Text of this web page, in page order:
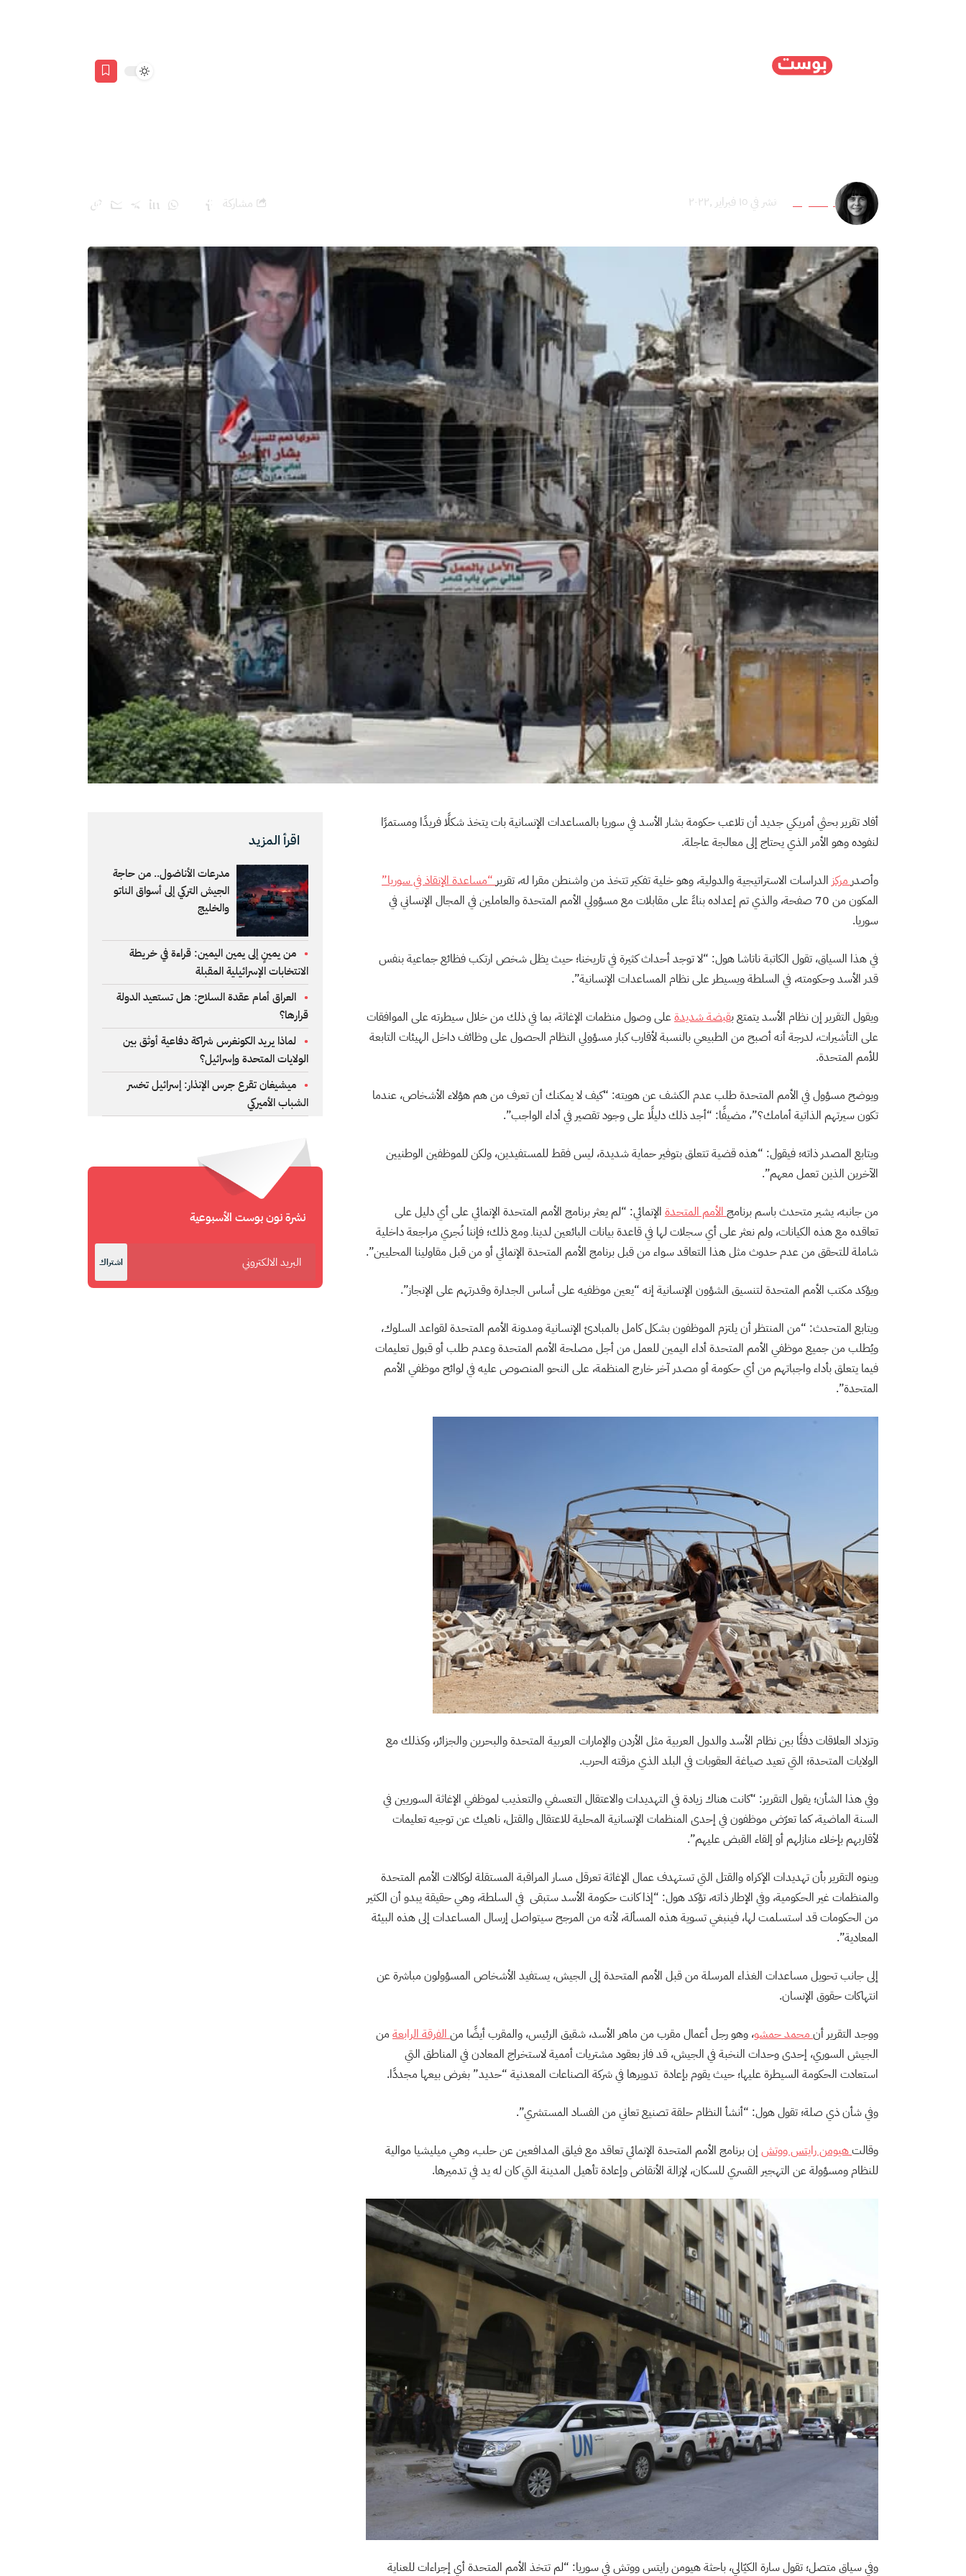
تيسا فوكس نشر في ١٥ فبراير ,٢٠٢٢ مشاركة
أفاد تقرير بحثي أمريكي جديد أن تلاعب حكومة بشار الأسد في سوريا بالمساعدات الإنسانية بات يتخذ شكلًا فريدًا ومستمرًا
لنفوده وهو الأمر الذي يحتاج إلى معالجة عاجلة.
وأصدرمركز الدراسات الاستراتيجية والدولية، وهو خلية تفكير تتخذ من واشنطن مقرا له، تقرير“مساعدة الإنقاذ في سوريا”
المكون من 70 صفحة، والذي تم إعداده بناءً على مقابلات مع مسؤولي الأمم المتحدة والعاملين في المجال الإنساني في
سوريا.
في هذا السياق، تقول الكاتبة ناتاشا هول: “لا توجد أحداث كثيرة في تاريخنا؛ حيث يظل شخص ارتكب فظائع جماعية بنفس
قدر الأسد وحكومته، في السلطة ويسيطر على نظام المساعدات الإنسانية”.
ويقول التقرير إن نظام الأسد يتمتع بقبضة شديدةعلى وصول منظمات الإغاثة، بما في ذلك من خلال سيطرته على الموافقات
على التأشيرات، لدرجة أنه أصبح من الطبيعي بالنسبة لأقارب كبار مسؤولي النظام الحصول على وظائف داخل الهيئات التابعة
للأمم المتحدة.
ويوضح مسؤول في الأمم المتحدة طلب عدم الكشف عن هويته: “كيف لا يمكنك أن تعرف من هم هؤلاء الأشخاص، عندما
تكون سيرتهم الذاتية أمامك؟”، مضيفًا: “أجد ذلك دليلًا على وجود تقصير في أداء الواجب”.
ويتابع المصدر ذاته؛ فيقول: “هذه قضية تتعلق بتوفير حماية شديدة، ليس فقط للمستفيدين، ولكن للموظفين الوطنيين
الآخرين الذين تعمل معهم”.
من جانبه، يشير متحدث باسم برنامجالأمم المتحدة الإنمائي: “لم يعثر برنامج الأمم المتحدة الإنمائي على أي دليل على
تعاقده مع هذه الكيانات، ولم نعثر على أي سجلات لها في قاعدة بيانات البائعين لديناـ ومع ذلك؛ فإننا نُجري مراجعة داخلية
شاملة للتحقق من عدم حدوث مثل هذا التعاقد سواء من قبل برنامج الأمم المتحدة الإنمائي أو من قبل مقاولينا المحليين”.
ويؤكد مكتب الأمم المتحدة لتنسيق الشؤون الإنسانية إنه “يعين موظفيه على أساس الجدارة وقدرتهم على الإنجاز”.
ويتابع المتحدث: “من المنتظر أن يلتزم الموظفون بشكل كامل بالمبادئ الإنسانية ومدونة الأمم المتحدة لقواعد السلوك،
ويُطلب من جميع موظفي الأمم المتحدة أداء اليمين للعمل من أجل مصلحة الأمم المتحدة وعدم طلب أو قبول تعليمات
فيما يتعلق بأداء واجباتهم من أي حكومة أو مصدر آخر خارج المنظمة، على النحو المنصوص عليه في لوائح موظفي الأمم
المتحدة”.
وتزداد العلاقات دفئًا بين نظام الأسد والدول العربية مثل الأردن والإمارات العربية المتحدة والبحرين والجزائر، وكذلك مع
الولايات المتحدة؛ التي تعيد صياغة العقوبات في البلد الذي مزقته الحرب.
وفي هذا الشأن؛ يقول التقرير: “كانت هناك زيادة في التهديدات والاعتقال التعسفي والتعذيب لموظفي الإغاثة السوريين في
السنة الماضية، كما تعرّض موظفون في إحدى المنظمات الإنسانية المحلية للاعتقال والقتل، ناهيك عن توجيه تعليمات
لأقاربهم بإخلاء منازلهم أو إلقاء القبض عليهم”.
وينوه التقرير بأن تهديدات الإكراه والقتل التي تستهدف عمال الإغاثة تعرقل مسار المراقبة المستقلة لوكالات الأمم المتحدة
والمنظمات غير الحكومية، وفي الإطار ذاته، تؤكد هول: “إذا كانت حكومة الأسد ستبقى في السلطة، وهي حقيقة يبدو أن الكثير
من الحكومات قد استسلمت لها، فينبغي تسوية هذه المسألة، لأنه من المرجح سيتواصل إرسال المساعدات إلى هذه البيئة
المعادية”.
إلى جانب تحويل مساعدات الغذاء المرسلة من قبل الأمم المتحدة إلى الجيش، يستفيد الأشخاص المسؤولون مباشرة عن
انتهاكات حقوق الإنسان.
ووجد التقرير أنمحمد حمشو، وهو رجل أعمال مقرب من ماهر الأسد، شقيق الرئيس، والمقرب أيضًا منالفرقة الرابعة من
الجيش السوري، إحدى وحدات النخبة في الجيش، قد فاز بعقود مشتريات أممية لاستخراج المعادن في المناطق التي
استعادت الحكومة السيطرة عليها؛ حيث يقوم بإعادة تدويرها في شركة الصناعات المعدنية “حديد” بغرض بيعها مجددًا.
وفي شأن ذي صلة؛ تقول هول: “أنشأ النظام حلقة تصنيع تعاني من الفساد المستشري”.
وقالتهيومن رايتس ووتش إن برنامج الأمم المتحدة الإنمائي تعاقد مع فيلق المدافعين عن حلب، وهي ميليشيا موالية
للنظام ومسؤولة عن التهجير القسري للسكان، لإزالة الأنقاض وإعادة تأهيل المدينة التي كان له يد في تدميرها.
وفي سياق متصل؛ تقول سارة الكيّالي، باحثة هيومن رايتس ووتش في سوريا: “لم تتخذ الأمم المتحدة أي إجراءات للعناية
اقرأ المزيد
مدرعات الأناضول.. من حاجة
الجيش التركي إلى أسواق الناتو
والخليج
من يمينٍ إلى يمين اليمين: قراءة في خريطة
الانتخابات الإسرائيلية المقبلة
العراق أمام عقدة السلاح: هل تستعيد الدولة
قرارها؟
لماذا يريد الكونغرس شراكة دفاعية أوثق بين
الولايات المتحدة وإسرائيل؟
ميشيغان تقرع جرس الإنذار: إسرائيل تخسر
الشباب الأميركي
نشرة نون بوست الأسبوعية
اشتراك